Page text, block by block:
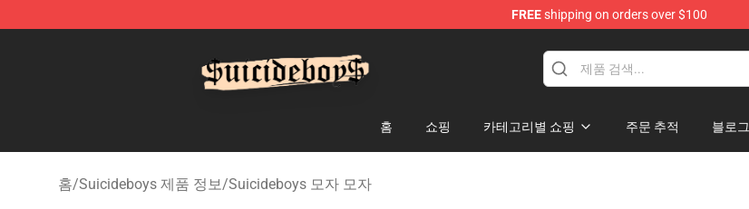
FREEshipping on orders over $100
홈 쇼핑 카테고리별 쇼핑 주문 추적 블로그
홈/Suicideboys 제품 정보/Suicideboys 모자 모자